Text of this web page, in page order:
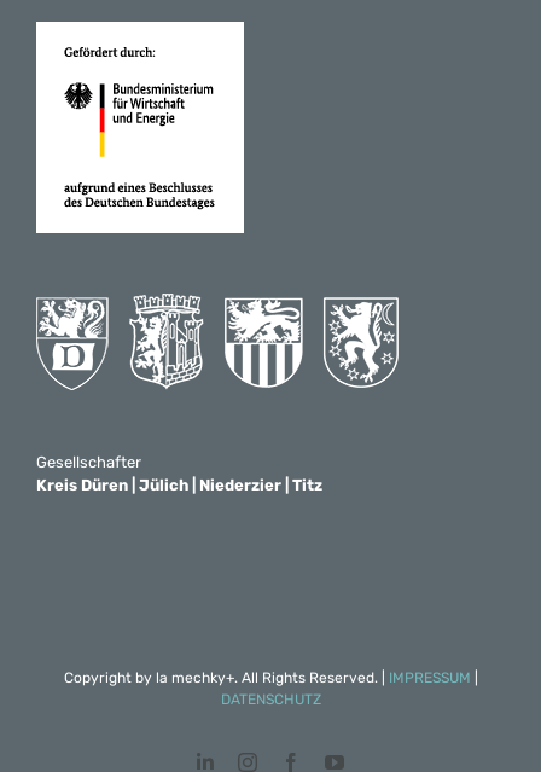
Gesellschafter
Kreis Düren | Jülich | Niederzier | Titz
Copyright by la mechky+. All Rights Reserved. | IMPRESSUM
DATENSCHUTZ
LinkedInInstagramFacebookYouTube